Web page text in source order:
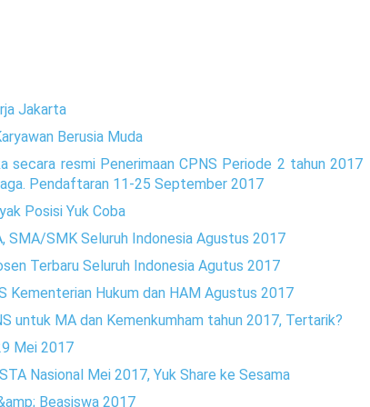
Jakarta
Berusia Muda
secara resmi Penerimaan CPNS Periode 2 tahun 2017
Pendaftaran 11-25 September 2017
Posisi Yuk Coba
SMA/SMK Seluruh Indonesia Agustus 2017
Terbaru Seluruh Indonesia Agutus 2017
Kementerian Hukum dan HAM Agustus 2017
untuk MA dan Kemenkumham tahun 2017, Tertarik?
Mei 2017
Nasional Mei 2017, Yuk Share ke Sesama
Beasiswa 2017